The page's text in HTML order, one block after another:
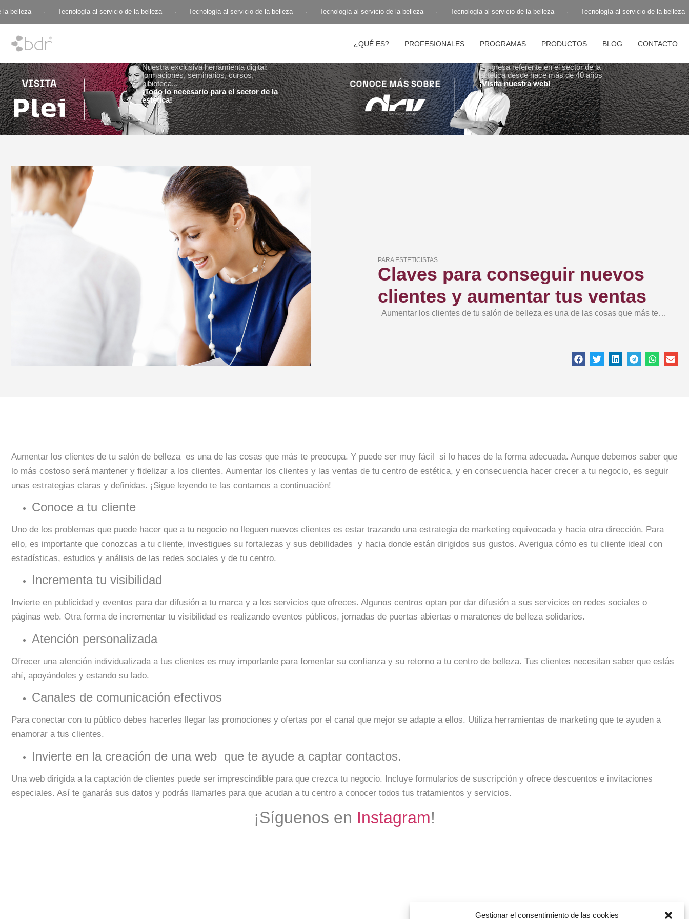
Gestionar el consentimiento de las cookies
Tecnología al servicio de la belleza Tecnología al servicio de la belleza Tecnología al servicio de la belleza Tecnología al servicio de la belleza Tecnología al servicio de la belleza
¿QUÉ ES? PROFESIONALES PROGRAMAS PRODUCTOS BLOG CONTACTO
Nuestra exclusiva herramienta digital:
formaciones, seminarios, cursos,
bibioteca...
¡Todo lo necesario para el sector de la
estética!
Empresa referente en el sector de la
estética desde hace más de 40 años
¡Visita nuestra web!
PARA ESTETICISTAS
Claves para conseguir nuevos
clientes y aumentar tus ventas
Aumentar los clientes de tu salón de belleza es una de las cosas que más te…
Aumentar los clientes de tu salón de belleza es una de las cosas que más te preocupa. Y puede ser muy fácil si lo haces de la forma adecuada. Aunque debemos saber que
lo más costoso será mantener y fidelizar a los clientes. Aumentar los clientes y las ventas de tu centro de estética, y en consecuencia hacer crecer a tu negocio, es seguir
unas estrategias claras y definidas. ¡Sigue leyendo te las contamos a continuación!
Conoce a tu cliente
Uno de los problemas que puede hacer que a tu negocio no lleguen nuevos clientes es estar trazando una estrategia de marketing equivocada y hacia otra dirección. Para
ello, es importante que conozcas a tu cliente, investigues su fortalezas y sus debilidades y hacia donde están dirigidos sus gustos. Averigua cómo es tu cliente ideal con
estadísticas, estudios y análisis de las redes sociales y de tu centro.
Incrementa tu visibilidad
Invierte en publicidad y eventos para dar difusión a tu marca y a los servicios que ofreces. Algunos centros optan por dar difusión a sus servicios en redes sociales o
páginas web. Otra forma de incrementar tu visibilidad es realizando eventos públicos, jornadas de puertas abiertas o maratones de belleza solidarios.
Atención personalizada
Ofrecer una atención individualizada a tus clientes es muy importante para fomentar su confianza y su retorno a tu centro de belleza. Tus clientes necesitan saber que estás
ahí, apoyándoles y estando su lado.
Canales de comunicación efectivos
Para conectar con tu público debes hacerles llegar las promociones y ofertas por el canal que mejor se adapte a ellos. Utiliza herramientas de marketing que te ayuden a
enamorar a tus clientes.
Invierte en la creación de una web que te ayude a captar contactos.
Una web dirigida a la captación de clientes puede ser imprescindible para que crezca tu negocio. Incluye formularios de suscripción y ofrece descuentos e invitaciones
especiales. Así te ganarás sus datos y podrás llamarles para que acudan a tu centro a conocer todos tus tratamientos y servicios.
¡Síguenos en Instagram!